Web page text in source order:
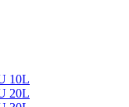
10L
20L